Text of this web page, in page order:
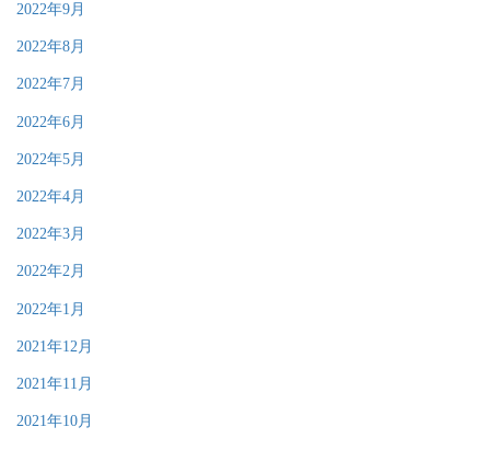
2022年9月
2022年8月
2022年7月
2022年6月
2022年5月
2022年4月
2022年3月
2022年2月
2022年1月
2021年12月
2021年11月
2021年10月